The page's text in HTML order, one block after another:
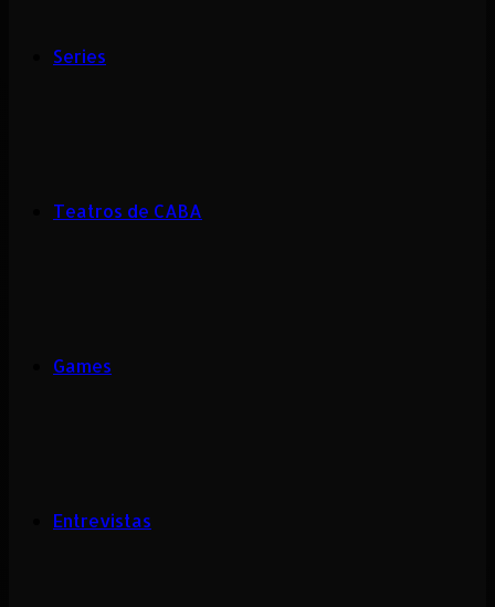
Series
Teatros de CABA
Games
Entrevistas